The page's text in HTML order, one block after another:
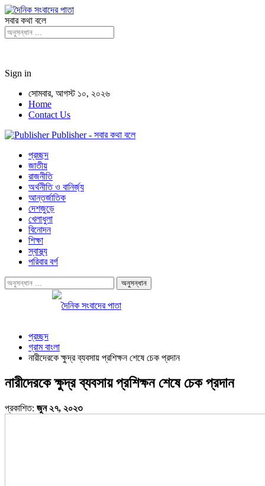
সবার কথা বলে
Sign in
সোমবার, আগস্ট ১০, ২০২৬
Home
Contact Us
Publisher - সবার কথা বলে
প্রচ্ছদ
জাতীয়
রাজনীতি
অর্থনীতি ও বানির্জ্য
আন্তর্জাতিক
দেশজুড়ে
খেলাধুলা
বিনোদন
শিক্ষা
স্বাস্থ্য
পরিবার বর্গ
প্রচ্ছদ
গ্রাম বাংলা
নারীদেরকে ক্ষুদ্র ব্যবসায় প্রশিক্ষন শেষে চেক প্রদান
নারীদেরকে ক্ষুদ্র ব্যবসায় প্রশিক্ষন শেষে চেক প্রদান
প্রকাশিত: জুন ২৭, ২০২৩